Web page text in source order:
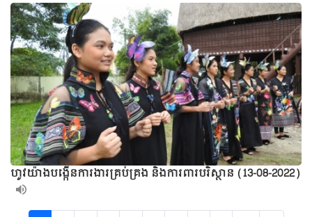
ហូវយ៉ាងបង្កើនការងារគ្រប់គ្រង និងការពារបរិស្ថាន (13-08-2022)